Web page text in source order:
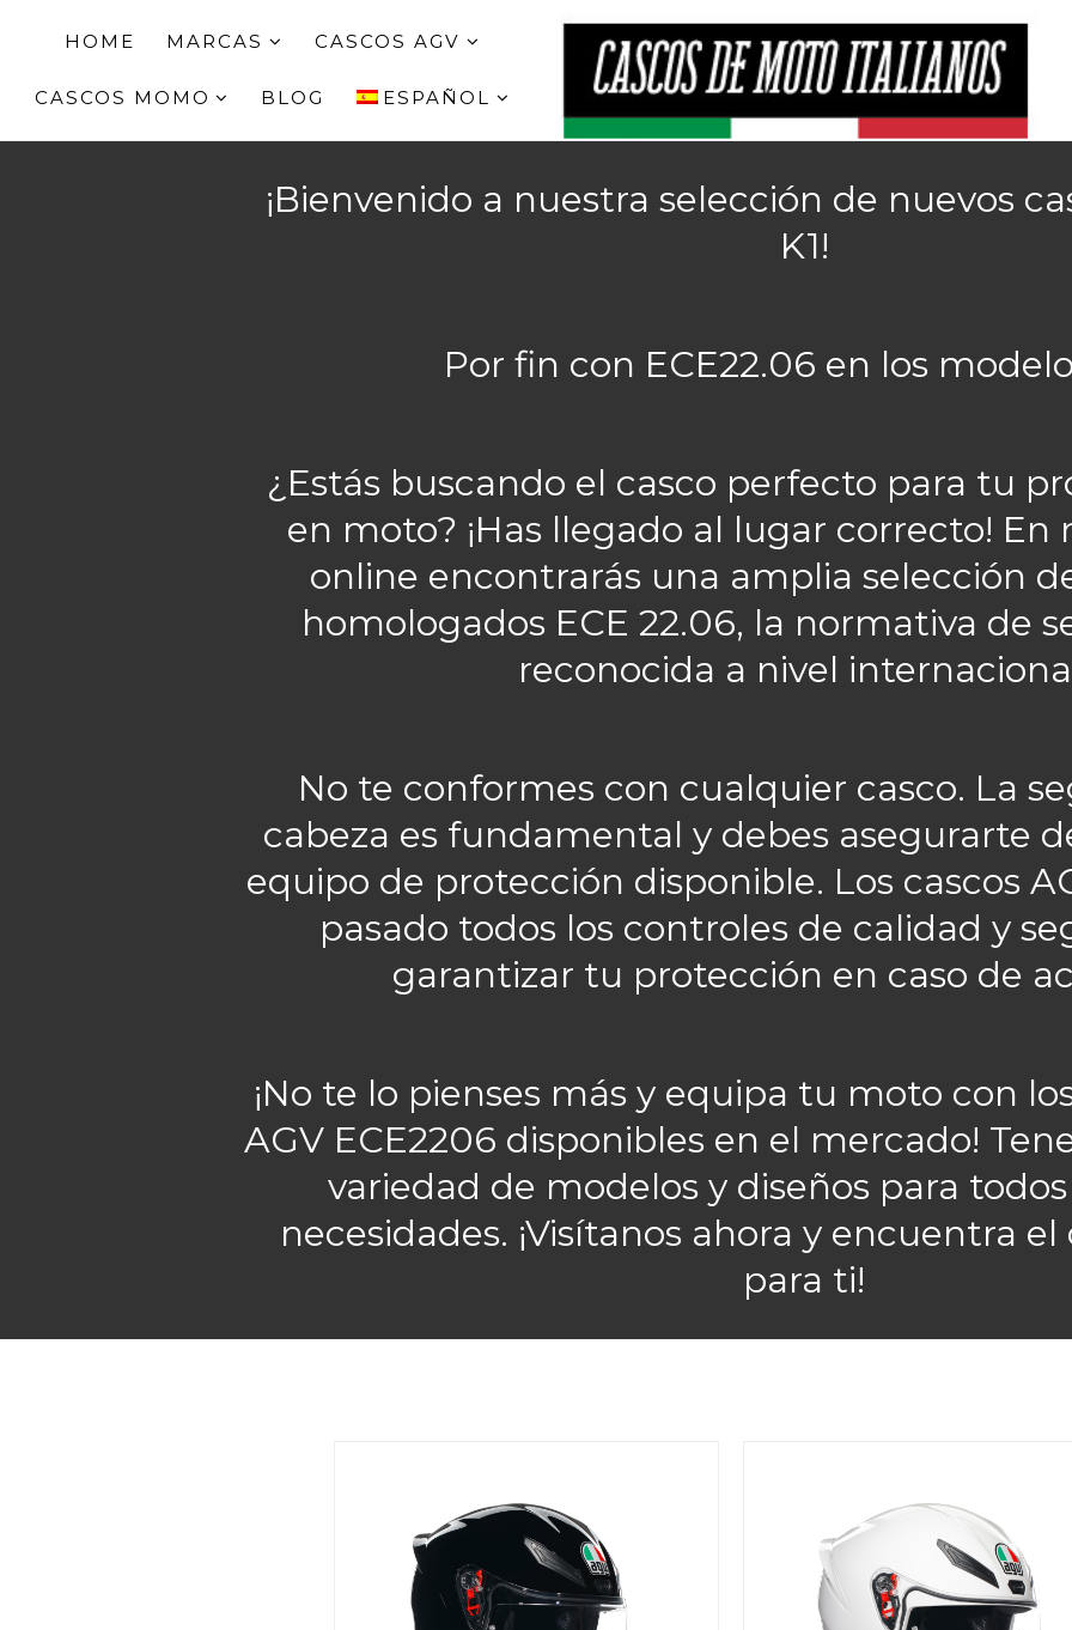
HOME MARCAS CASCOS AGV
CASCOS MOMO BLOG ESPAÑOL
¡Bienvenido a nuestra selección de nuevos
K1!
Por fin con ECE22.06 en los
¿Estás buscando el casco perfecto para tu
en moto? ¡Has llegado al lugar correcto! En
online encontrarás una amplia selección
homologados ECE 22.06, la normativa de
reconocida a nivel
No te conformes con cualquier casco. La
cabeza es fundamental y debes asegurarte
equipo de protección disponible. Los cascos
pasado todos los controles de calidad y
garantizar tu protección en caso de
¡No te lo pienses más y equipa tu moto con
AGV ECE2206 disponibles en el mercado!
variedad de modelos y diseños para
necesidades. ¡Visítanos ahora y encuentra
para ti!